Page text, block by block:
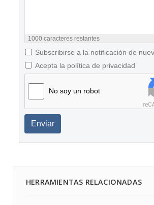
1000 caracteres restantes
Subscribirse a la notificación de
Acepta la política de privacidad
No soy un robot
Enviar
HERRAMIENTAS RELACIONADAS